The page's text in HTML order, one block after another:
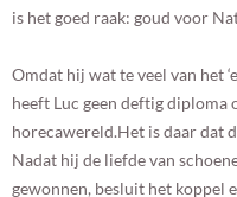
is het goed raak: goud voor
Omdat hij wat te veel van het
heeft Luc geen deftig diploma
horecawereld.Het is daar dat
Nadat hij de liefde van
gewonnen, besluit het koppel